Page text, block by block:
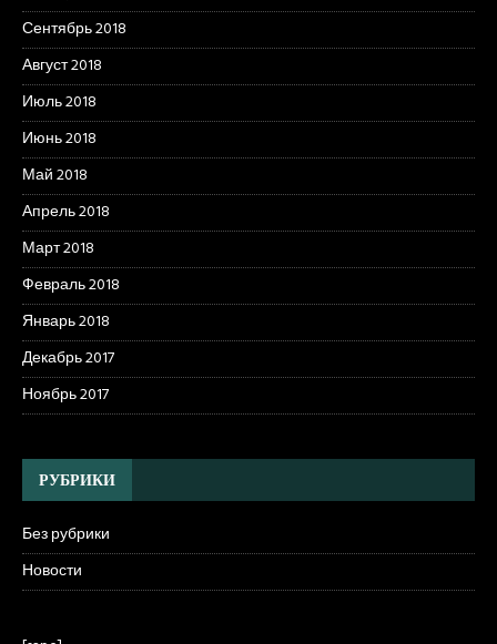
Сентябрь 2018
Август 2018
Июль 2018
Июнь 2018
Май 2018
Апрель 2018
Март 2018
Февраль 2018
Январь 2018
Декабрь 2017
Ноябрь 2017
РУБРИКИ
Без рубрики
Новости